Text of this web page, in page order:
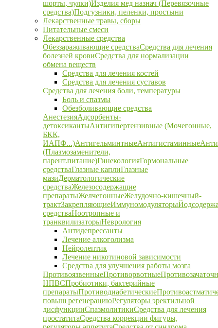
шорты, чулки)Изделия мед назнач (Перевязочные
средства)Подгузники, пеленки, простыни
Лекарственные травы, сборы
Питательные смеси
Лекарственные средства
Обеззараживающие средстваСредства для лечения
болезней кровиСредства для нормализации
обмена веществ
Средства для лечения костей
Средства для лечения суставов
Средства для лечения боли, температуры
Боль и спазмы
Обезболивающие средства
АнестезияАдсорбенты-
детоксикантыАнтигипертензивные (Мочегонные,
БКК,
ИАПФ...)АнтигельминтныеАнтигистаминные
(Плазмозаменители,
парент.питание)ГинекологияГормональные
средстваГлазные каплиГлазные
мазиДерматологические
средстваЖелезосодержащие
препаратыЖелчегонныеЖелудочно-кишечный-
трактЗакрепляющиеИммуномодуляторы
средстваНоотропные и
транквилизаторыНеврология
Антидепрессанты
Лечение алкоголизма
Нейролептик
Лечение никотиновой зависимости
Средства для улучшения работы мозга
ПротивоязвенныеПротиворвотные
НПВСПробиотики, бактерийные
препаратыПротиводиабетические
повыш регенерациюРегуляторы эректильной
дисфункцииСпазмолитикиСредства для лечения
простатитаСредства коррекции фигуры,